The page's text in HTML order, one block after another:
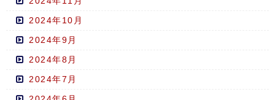
2024年10月
2024年9月
2024年8月
2024年7月